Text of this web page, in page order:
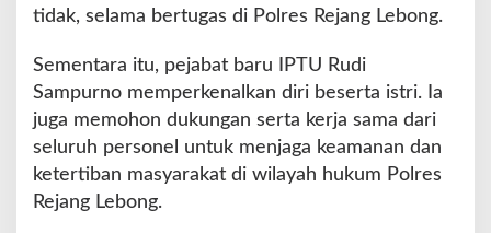
a
a
l
P
a
tidak, selama bertugas di Polres Rejang Lebong.
Sementara itu, pejabat baru IPTU Rudi
Sampurno memperkenalkan diri beserta istri. Ia
juga memohon dukungan serta kerja sama dari
seluruh personel untuk menjaga keamanan dan
ketertiban masyarakat di wilayah hukum Polres
Rejang Lebong.